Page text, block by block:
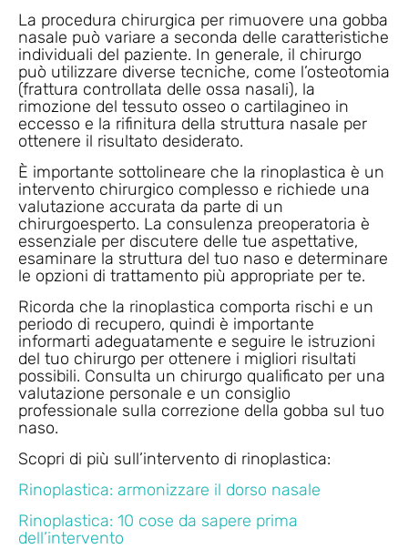
La procedura chirurgica per rimuovere una gobba
nasale può variare a seconda delle caratteristiche
individuali del paziente. In generale, il chirurgo
può utilizzare diverse tecniche, come l’osteotomia
(frattura controllata delle ossa nasali), la
rimozione del tessuto osseo o cartilagineo in
eccesso e la rifinitura della struttura nasale per
ottenere il risultato desiderato.
È importante sottolineare che la rinoplastica è un
intervento chirurgico complesso e richiede una
valutazione accurata da parte di un
chirurgoesperto. La consulenza preoperatoria è
essenziale per discutere delle tue aspettative,
esaminare la struttura del tuo naso e determinare
le opzioni di trattamento più appropriate per te.
Ricorda che la rinoplastica comporta rischi e un
periodo di recupero, quindi è importante
informarti adeguatamente e seguire le istruzioni
del tuo chirurgo per ottenere i migliori risultati
possibili. Consulta un chirurgo qualificato per una
valutazione personale e un consiglio
professionale sulla correzione della gobba sul tuo
naso.
Scopri di più sull’intervento di rinoplastica:
Rinoplastica: armonizzare il dorso nasale
Rinoplastica: 10 cose da sapere prima
dell’intervento